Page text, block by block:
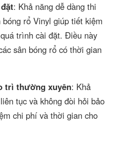
: Khả năng dễ dàng thi
rổ Vinyl giúp tiết kiệm
trình cài đặt. Điều này
sân bóng rổ có thời gian
trì thường xuyên: Khả
tục và không đòi hỏi bảo
chi phí và thời gian cho